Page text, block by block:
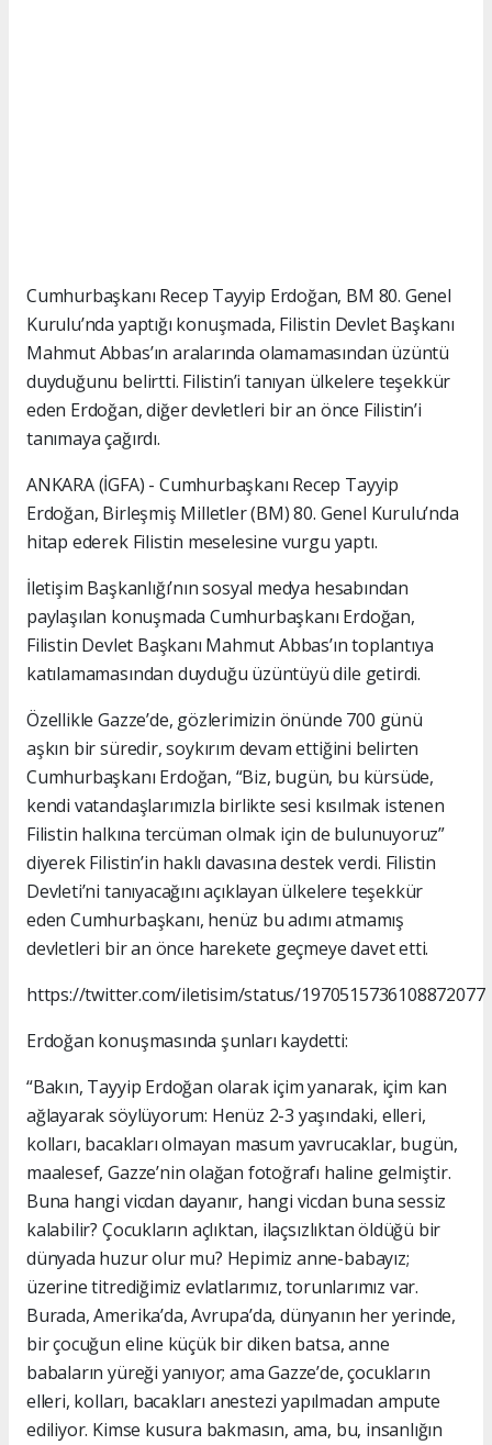
Cumhurbaşkanı Recep Tayyip Erdoğan, BM 80. Genel
Kurulu’nda yaptığı konuşmada, Filistin Devlet Başkanı
Mahmut Abbas’ın aralarında olamamasından üzüntü
duyduğunu belirtti. Filistin’i tanıyan ülkelere teşekkür
eden Erdoğan, diğer devletleri bir an önce Filistin’i
tanımaya çağırdı.
ANKARA (İGFA) - Cumhurbaşkanı Recep Tayyip
Erdoğan, Birleşmiş Milletler (BM) 80. Genel Kurulu’nda
hitap ederek Filistin meselesine vurgu yaptı.
İletişim Başkanlığı’nın sosyal medya hesabından
paylaşılan konuşmada Cumhurbaşkanı Erdoğan,
Filistin Devlet Başkanı Mahmut Abbas’ın toplantıya
katılamamasından duyduğu üzüntüyü dile getirdi.
Özellikle Gazze’de, gözlerimizin önünde 700 günü
aşkın bir süredir, soykırım devam ettiğini belirten
Cumhurbaşkanı Erdoğan, “Biz, bugün, bu kürsüde,
kendi vatandaşlarımızla birlikte sesi kısılmak istenen
Filistin halkına tercüman olmak için de bulunuyoruz”
diyerek Filistin’in haklı davasına destek verdi. Filistin
Devleti’ni tanıyacağını açıklayan ülkelere teşekkür
eden Cumhurbaşkanı, henüz bu adımı atmamış
devletleri bir an önce harekete geçmeye davet etti.
https://twitter.com/iletisim/status/1970515736108872077
Erdoğan konuşmasında şunları kaydetti:
“Bakın, Tayyip Erdoğan olarak içim yanarak, içim kan
ağlayarak söylüyorum: Henüz 2-3 yaşındaki, elleri,
kolları, bacakları olmayan masum yavrucaklar, bugün,
maalesef, Gazze’nin olağan fotoğrafı haline gelmiştir.
Buna hangi vicdan dayanır, hangi vicdan buna sessiz
kalabilir? Çocukların açlıktan, ilaçsızlıktan öldüğü bir
dünyada huzur olur mu? Hepimiz anne-babayız;
üzerine titrediğimiz evlatlarımız, torunlarımız var.
Burada, Amerika’da, Avrupa’da, dünyanın her yerinde,
bir çocuğun eline küçük bir diken batsa, anne
babaların yüreği yanıyor; ama Gazze’de, çocukların
elleri, kolları, bacakları anestezi yapılmadan ampute
ediliyor. Kimse kusura bakmasın, ama, bu, insanlığın